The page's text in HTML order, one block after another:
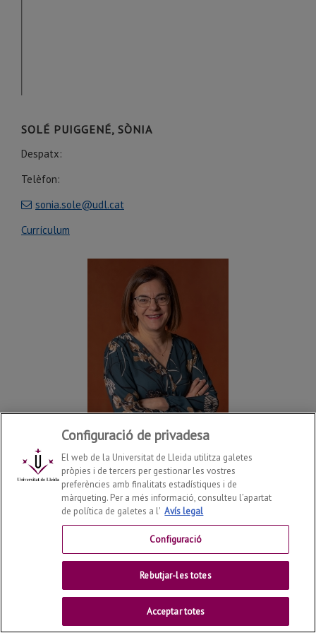
SOLÉ PUIGGENÉ, SÒNIA
Despatx:
Telèfon:
sonia.sole@udl.cat
Currículum
TENA TARRUELLA, ANNA
Despatx: 1.12
anna.tena@udl.cat
Configuració de privadesa
El web de la Universitat de Lleida utilitza galetes
pròpies i de tercers per gestionar les vostres
preferències amb finalitats estadístiques i de
màrqueting. Per a més informació, consulteu l’apartat
de política de galetes a l' Avís legal
Configuració
Rebutjar-les totes
Acceptar totes